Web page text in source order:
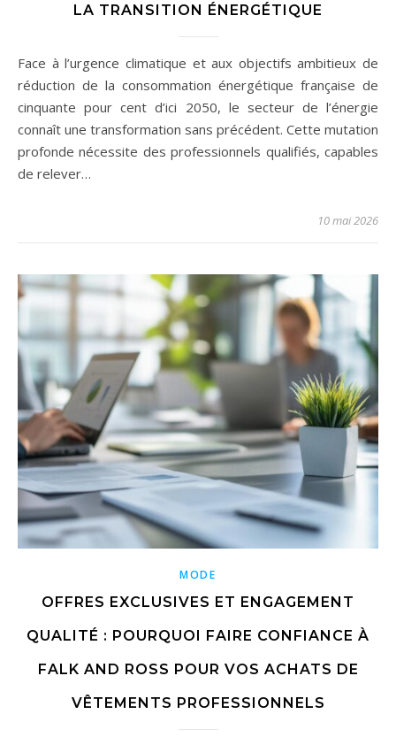
LA TRANSITION ÉNERGÉTIQUE
Face à l’urgence climatique et aux objectifs ambitieux de
réduction de la consommation énergétique française de
cinquante pour cent d’ici 2050, le secteur de l’énergie
connaît une transformation sans précédent. Cette mutation
profonde nécessite des professionnels qualifiés, capables
de relever…
10 mai 2026
MODE
OFFRES EXCLUSIVES ET ENGAGEMENT
QUALITÉ : POURQUOI FAIRE CONFIANCE À
FALK AND ROSS POUR VOS ACHATS DE
VÊTEMENTS PROFESSIONNELS